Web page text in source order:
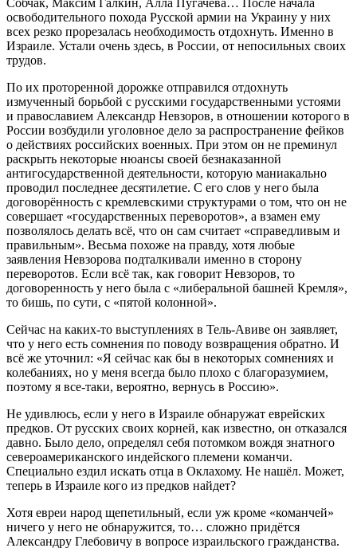
освободительного похода Русской армии на Украину у них
всех резко прорезалась необходимость отдохнуть. Именно в
Израиле. Устали очень здесь, в России, от непосильных своих
трудов.
По их проторенной дорожке отправился отдохнуть
измученный борьбой с русскими государственными устоями
и православием Александр Невзоров, в отношении которого в
России возбудили уголовное дело за распространение фейков
о действиях российских военных. При этом он не преминул
раскрыть некоторые нюансы своей безнаказанной
антигосударственной деятельности, которую маниакально
проводил последнее десятилетие. С его слов у него была
договорённость с кремлевскими структурами о том, что он не
совершает «государственных переворотов», а взамен ему
позволялось делать всё, что он сам считает «справедливым и
правильным». Весьма похоже на правду, хотя любые
заявления Невзорова подталкивали именно в сторону
переворотов. Если всё так, как говорит Невзоров, то
договоренность у него была с «либеральной башней Кремля»,
то бишь, по сути, с «пятой колонной».
Сейчас на каких-то выступлениях в Тель-Авиве он заявляет,
что у него есть сомнения по поводу возвращения обратно. И
всё же уточнил: «Я сейчас как бы в некоторых сомнениях и
колебаниях, но у меня всегда было плохо с благоразумием,
поэтому я все-таки, вероятно, вернусь в Россию».
Не удивлюсь, если у него в Израиле обнаружат еврейских
предков. От русских своих корней, как известно, он отказался
давно. Было дело, определял себя потомком вождя знатного
североамериканского индейского племени команчи.
Специально ездил искать отца в Оклахому. Не нашёл. Может,
теперь в Израиле кого из предков найдет?
Хотя евреи народ щепетильный, если уж кроме «команчей»
ничего у него не обнаружится, то… сложно придётся
Александру Глебовичу в вопросе израильского гражданства.